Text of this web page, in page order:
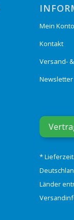
Mein Konto
Kontakt
Versand-
Newsletter
*
Länder